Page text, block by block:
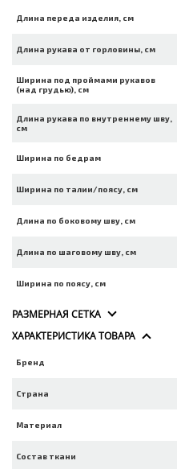
Длина переда изделия, см
Длина рукава от горловины, см
Ширина под проймами рукавов
(над грудью), см
Длина рукава по внутреннему шву,
см
Ширина по бедрам
Ширина по талии/поясу, см
Длина по боковому шву, см
Длина по шаговому шву, см
Ширина по поясу, см
РАЗМЕРНАЯ СЕТКА
ХАРАКТЕРИСТИКА ТОВАРА
Бренд
Страна
Материал
Состав ткани